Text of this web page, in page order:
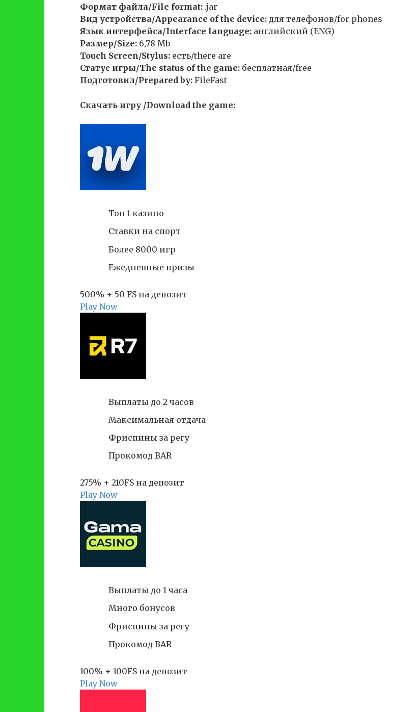
Формат файла/File format: .jar
Вид устройства/Appearance of the device: для телефонов/for phones
Язык интерфейса/Interface language: английский (ENG)
Размер/Size: 6,78 Mb
Touch Screen/Stylus: есть/there are
Статус игры/The status of the game: бесплатная/free
Подготовил/Prepared by: FileFast
Скачать игру /Download the game:
Топ 1 казино
Ставки на спорт
Более 8000 игр
Ежедневные призы
500% + 50 FS на депозит
Play Now
Выплаты до 2 часов
Максимальная отдача
Фриспины за регу
Прокомод BAR
275% + 210FS на депозит
Play Now
Выплаты до 1 часа
Много бонусов
Фриспины за регу
Прокомод BAR
100% + 100FS на депозит
Play Now